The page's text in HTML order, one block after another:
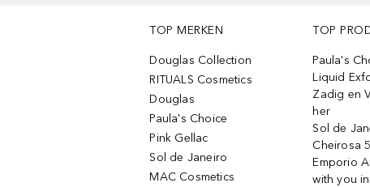
TOP MERKEN
Douglas Collection
RITUALS Cosmetics
Douglas
Paula's Choice
Pink Gellac
Sol de Janeiro
MAC Cosmetics
TOP
Paula's
Liquid
Zadig en
her
Sol de
Cheirosa
Emporio
with you